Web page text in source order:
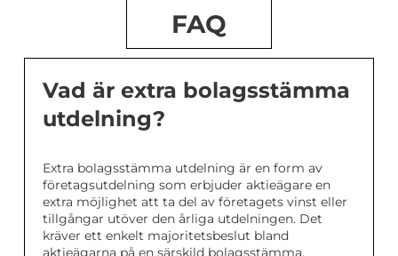
FAQ
Vad är extra bolagsstämma
utdelning?
Extra bolagsstämma utdelning är en form av
företagsutdelning som erbjuder aktieägare en
extra möjlighet att ta del av företagets vinst eller
tillgångar utöver den årliga utdelningen. Det
kräver ett enkelt majoritetsbeslut bland
aktieägarna på en särskild bolagsstämma.